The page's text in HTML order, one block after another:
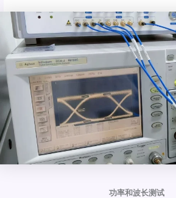
功率和波长测试